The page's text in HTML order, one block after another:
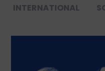
INTERNATIONAL